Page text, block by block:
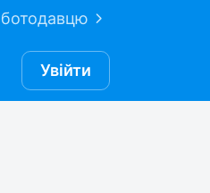
Увійти